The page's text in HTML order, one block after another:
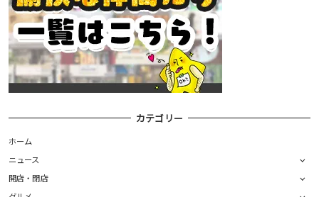
カテゴリー
ホーム
ニュース
開店・閉店